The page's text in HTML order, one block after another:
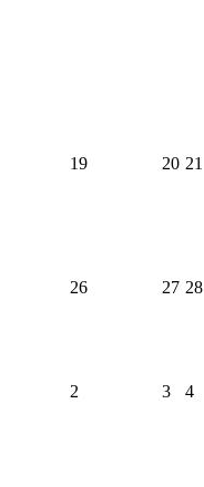
19 20 21
26 27 28
2 3 4